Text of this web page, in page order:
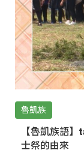
魯凱族
【魯凱族語
士祭的由來